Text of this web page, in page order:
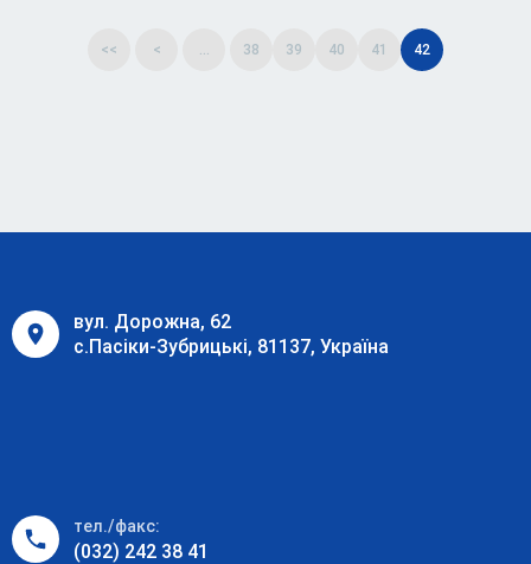
<< < 38 39 40 41 42
вул. Дорожна, 62
с.Пасіки-Зубрицькі, 81137, Україна
тел./факс:
(032) 242 38 41